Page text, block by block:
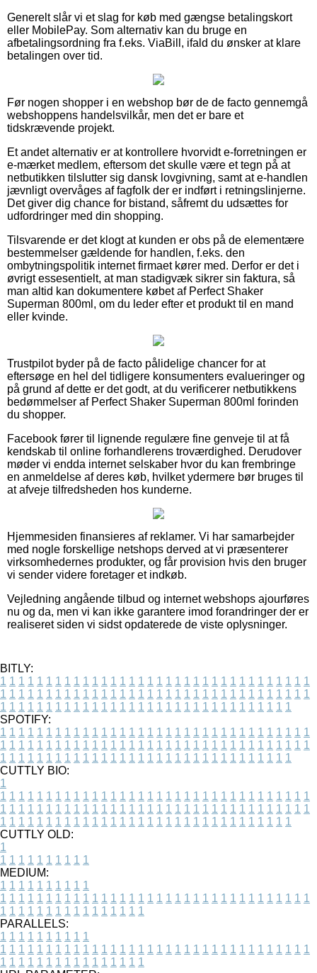
Generelt slår vi et slag for køb med gængse betalingskort
eller MobilePay. Som alternativ kan du bruge en
afbetalingsordning fra f.eks. ViaBill, ifald du ønsker at klare
betalingen over tid.
Før nogen shopper i en webshop bør de de facto gennemgå
webshoppens handelsvilkår, men det er bare et
tidskrævende projekt.
Et andet alternativ er at kontrollere hvorvidt e-forretningen er
e-mærket medlem, eftersom det skulle være et tegn på at
netbutikken tilslutter sig dansk lovgivning, samt at e-handlen
jævnligt overvåges af fagfolk der er indført i retningslinjerne.
Det giver dig chance for bistand, såfremt du udsættes for
udfordringer med din shopping.
Tilsvarende er det klogt at kunden er obs på de elementære
bestemmelser gældende for handlen, f.eks. den
ombytningspolitik internet firmaet kører med. Derfor er det i
øvrigt essesentielt, at man stadigvæk sikrer sin faktura, så
man altid kan dokumentere købet af Perfect Shaker
Superman 800ml, om du leder efter et produkt til en mand
eller kvinde.
Trustpilot byder på de facto pålidelige chancer for at
eftersøge en hel del tidligere konsumenters evalueringer og
på grund af dette er det godt, at du verificerer netbutikkens
bedømmelser af Perfect Shaker Superman 800ml forinden
du shopper.
Facebook fører til lignende regulære fine genveje til at få
kendskab til online forhandlerens troværdighed. Derudover
møder vi endda internet selskaber hvor du kan frembringe
en anmeldelse af deres køb, hvilket ydermere bør bruges til
at afveje tilfredsheden hos kunderne.
Hjemmesiden finansieres af reklamer. Vi har samarbejder
med nogle forskellige netshops derved at vi præsenterer
virksomhedernes produkter, og får provision hvis den bruger
vi sender videre foretager et indkøb.
Vejledning angående tilbud og internet webshops ajourføres
nu og da, men vi kan ikke garantere imod forandringer der er
realiseret siden vi sidst opdaterede de viste oplysninger.
BITLY:
1 1 1 1 1 1 1 1 1 1 1 1 1 1 1 1 1 1 1 1 1 1 1 1 1 1 1 1 1 1 1 1 1 1
1 1 1 1 1 1 1 1 1 1 1 1 1 1 1 1 1 1 1 1 1 1 1 1 1 1 1 1 1 1 1 1 1 1
1 1 1 1 1 1 1 1 1 1 1 1 1 1 1 1 1 1 1 1 1 1 1 1 1 1 1 1 1 1 1 1
SPOTIFY:
1 1 1 1 1 1 1 1 1 1 1 1 1 1 1 1 1 1 1 1 1 1 1 1 1 1 1 1 1 1 1 1 1 1
1 1 1 1 1 1 1 1 1 1 1 1 1 1 1 1 1 1 1 1 1 1 1 1 1 1 1 1 1 1 1 1 1 1
1 1 1 1 1 1 1 1 1 1 1 1 1 1 1 1 1 1 1 1 1 1 1 1 1 1 1 1 1 1 1 1
CUTTLY BIO:
1
1 1 1 1 1 1 1 1 1 1 1 1 1 1 1 1 1 1 1 1 1 1 1 1 1 1 1 1 1 1 1 1 1 1
1 1 1 1 1 1 1 1 1 1 1 1 1 1 1 1 1 1 1 1 1 1 1 1 1 1 1 1 1 1 1 1 1 1
1 1 1 1 1 1 1 1 1 1 1 1 1 1 1 1 1 1 1 1 1 1 1 1 1 1 1 1 1 1 1 1
CUTTLY OLD:
1
1 1 1 1 1 1 1 1 1 1
MEDIUM:
1 1 1 1 1 1 1 1 1 1
1 1 1 1 1 1 1 1 1 1 1 1 1 1 1 1 1 1 1 1 1 1 1 1 1 1 1 1 1 1 1 1 1 1
1 1 1 1 1 1 1 1 1 1 1 1 1 1 1 1
PARALLELS:
1 1 1 1 1 1 1 1 1 1
1 1 1 1 1 1 1 1 1 1 1 1 1 1 1 1 1 1 1 1 1 1 1 1 1 1 1 1 1 1 1 1 1 1
1 1 1 1 1 1 1 1 1 1 1 1 1 1 1 1